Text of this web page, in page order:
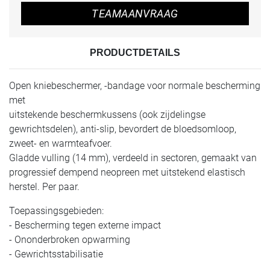
TEAMAANVRAAG
PRODUCTDETAILS
Open kniebeschermer, -bandage voor normale bescherming
met
uitstekende beschermkussens (ook zijdelingse
gewrichtsdelen), anti-slip, bevordert de bloedsomloop,
zweet- en warmteafvoer.
Gladde vulling (14 mm), verdeeld in sectoren, gemaakt van
progressief dempend neopreen met uitstekend elastisch
herstel. Per paar.
Toepassingsgebieden:
- Bescherming tegen externe impact
- Ononderbroken opwarming
- Gewrichtsstabilisatie